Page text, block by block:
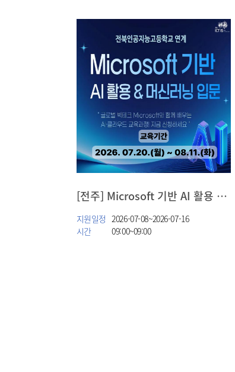
[전주] Microsoft 기반 AI 활용 & 머신러닝 입문(전북인공지능고등학교 연계)
지원일정 2026-07-08~2026-07-16
시간
09:00~09:00